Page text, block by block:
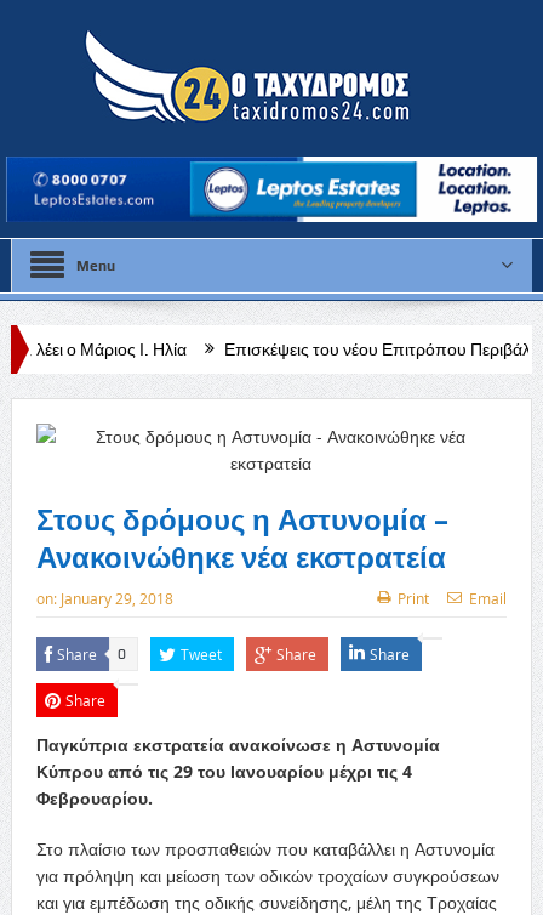
Menu
Ι. Ηλία Επισκέψεις του νέου Επιτρόπου Περιβάλλοντος και
Πίνακας (VIES) για τον Ιούλιο 2026
Στους δρόμους η Αστυνομία –
Ανακοινώθηκε νέα εκστρατεία
on: January 29, 2018 Print Email
Share 0 Tweet Share Share
Share
Παγκύπρια εκστρατεία ανακοίνωσε η Αστυνομία
Κύπρου από τις 29 του Ιανουαρίου μέχρι τις 4
Φεβρουαρίου.
Στο πλαίσιο των προσπαθειών που καταβάλλει η Αστυνομία
για πρόληψη και μείωση των οδικών τροχαίων συγκρούσεων
και για εμπέδωση της οδικής συνείδησης, μέλη της Τροχαίας